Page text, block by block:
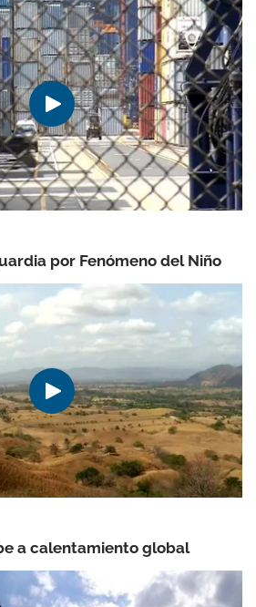
por Fenómeno del Niño
a calentamiento global